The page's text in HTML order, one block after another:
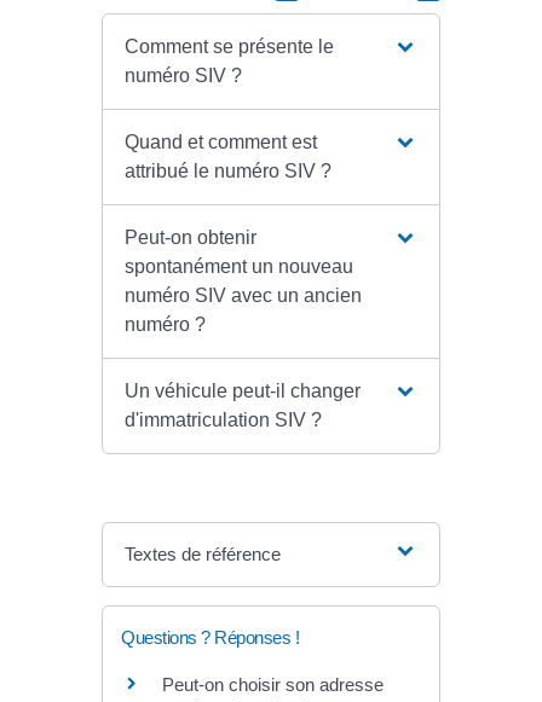
Comment se présente le
numéro SIV ?
Quand et comment est
attribué le numéro SIV ?
Peut-on obtenir
spontanément un nouveau
numéro SIV avec un ancien
numéro ?
Un véhicule peut-il changer
d'immatriculation SIV ?
Textes de référence
Questions ? Réponses !
Peut-on choisir son adresse